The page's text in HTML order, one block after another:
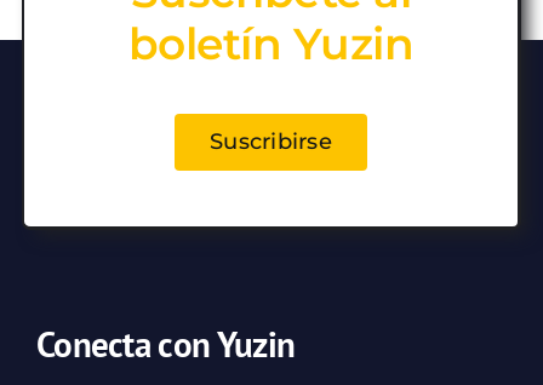
boletín Yuzin
Suscribirse
Conecta con Yuzin